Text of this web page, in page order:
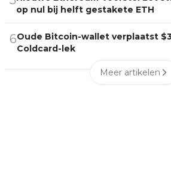
op nul bij helft gestakete ETH
6Oude Bitcoin-wallet verplaatst
Coldcard-lek
Meer artikelen